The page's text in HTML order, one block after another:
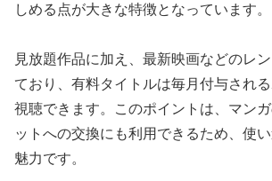
しめる点が大きな特徴となっています。
見放題作品に加え、最新映画などのレ
ており、有料タイトルは毎月付与され
視聴できます。このポイントは、マン
ットへの交換にも利用できるため、使
魅力です。